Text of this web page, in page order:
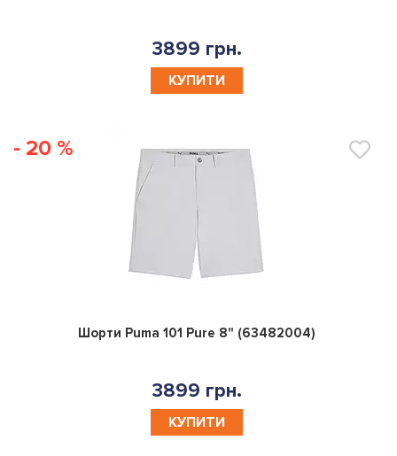
3899 грн.
КУПИТИ
- 20 %
0
Шорти Puma 101 Pure 8" (63482004)
3899 грн.
КУПИТИ